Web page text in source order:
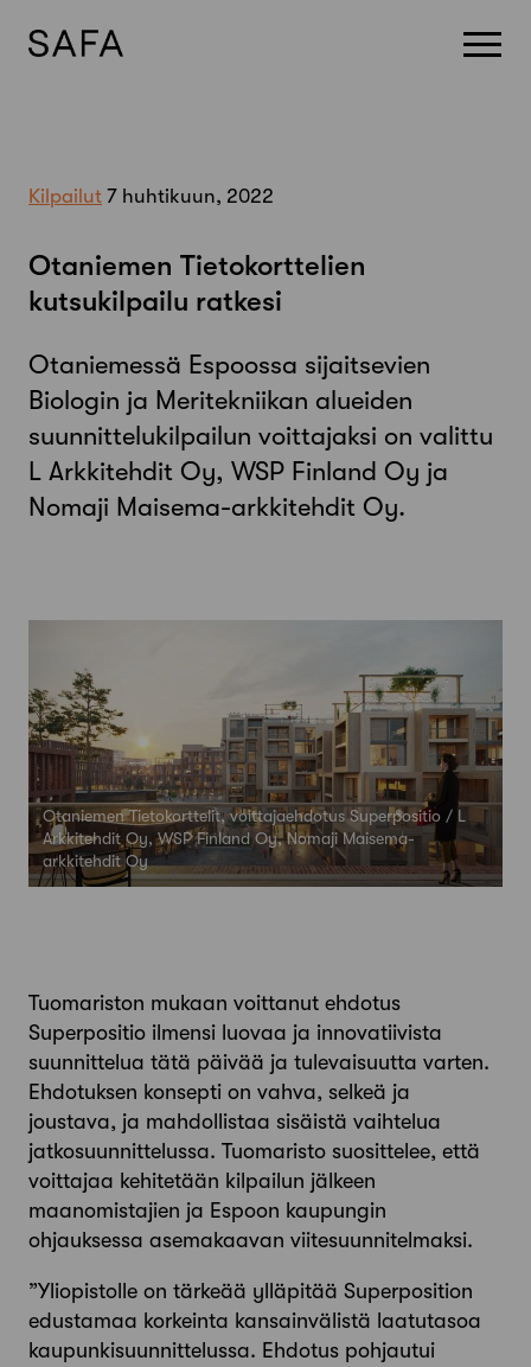
Kilpailut 7 huhtikuun, 2022
Otaniemen Tietokorttelien
kutsukilpailu ratkesi
Otaniemessä Espoossa sijaitsevien
Biologin ja Meritekniikan alueiden
suunnittelukilpailun voittajaksi on valittu
L Arkkitehdit Oy, WSP Finland Oy ja
Nomaji Maisema-arkkitehdit Oy.
Otaniemen Tietokorttelit, voittajaehdotus Superpositio / L
Arkkitehdit Oy, WSP Finland Oy, Nomaji Maisema-
arkkitehdit Oy
Tuomariston mukaan voittanut ehdotus
Superpositio ilmensi luovaa ja innovatiivista
suunnittelua tätä päivää ja tulevaisuutta varten.
Ehdotuksen konsepti on vahva, selkeä ja
joustava, ja mahdollistaa sisäistä vaihtelua
jatkosuunnittelussa. Tuomaristo suosittelee, että
voittajaa kehitetään kilpailun jälkeen
maanomistajien ja Espoon kaupungin
ohjauksessa asemakaavan viitesuunnitelmaksi.
”Yliopistolle on tärkeää ylläpitää Superposition
edustamaa korkeinta kansainvälistä laatutasoa
kaupunkisuunnittelussa. Ehdotus pohjautui